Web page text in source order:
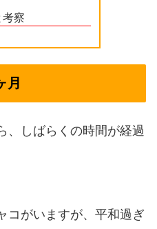
察
月
、しばらくの時間が経過
コがいますが、平和過ぎ